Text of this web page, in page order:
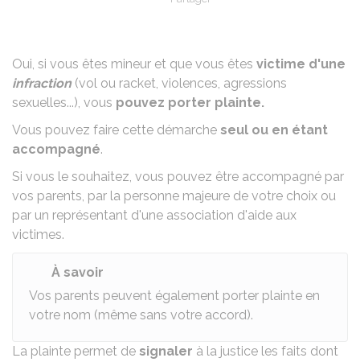
Oui, si vous êtes mineur et que vous êtes victime d'une
infraction(vol ou racket, violences, agressions
sexuelles...), vous pouvez porter plainte.
Vous pouvez faire cette démarche seul ou en étant
accompagné.
Si vous le souhaitez, vous pouvez être accompagné par
vos parents, par la personne majeure de votre choix ou
par un représentant d'une association d'aide aux
victimes.
À savoir
Vos parents peuvent également porter plainte en
votre nom (même sans votre accord).
La plainte permet de signaler à la justice les faits dont